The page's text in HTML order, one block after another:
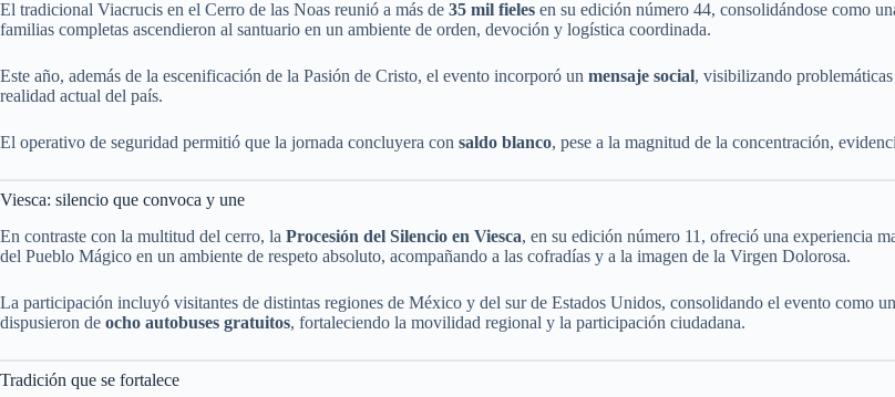
El tradicional Viacrucis en el Cerro de las Noas reunió a más de 35 mil fieles en su edición número 44, consolidándose como
familias completas ascendieron al santuario en un ambiente de orden, devoción y logística coordinada.
Este año, además de la escenificación de la Pasión de Cristo, el evento incorporó un mensaje social, visibilizando
realidad actual del país.
El operativo de seguridad permitió que la jornada concluyera con saldo blanco, pese a la magnitud de la concentración,
Viesca: silencio que convoca y une
En contraste con la multitud del cerro, la Procesión del Silencio en Viesca, en su edición número 11, ofreció una experiencia
del Pueblo Mágico en un ambiente de respeto absoluto, acompañando a las cofradías y a la imagen de la Virgen Dolorosa.
La participación incluyó visitantes de distintas regiones de México y del sur de Estados Unidos, consolidando el evento como
dispusieron de ocho autobuses gratuitos, fortaleciendo la movilidad regional y la participación ciudadana.
Tradición que se fortalece